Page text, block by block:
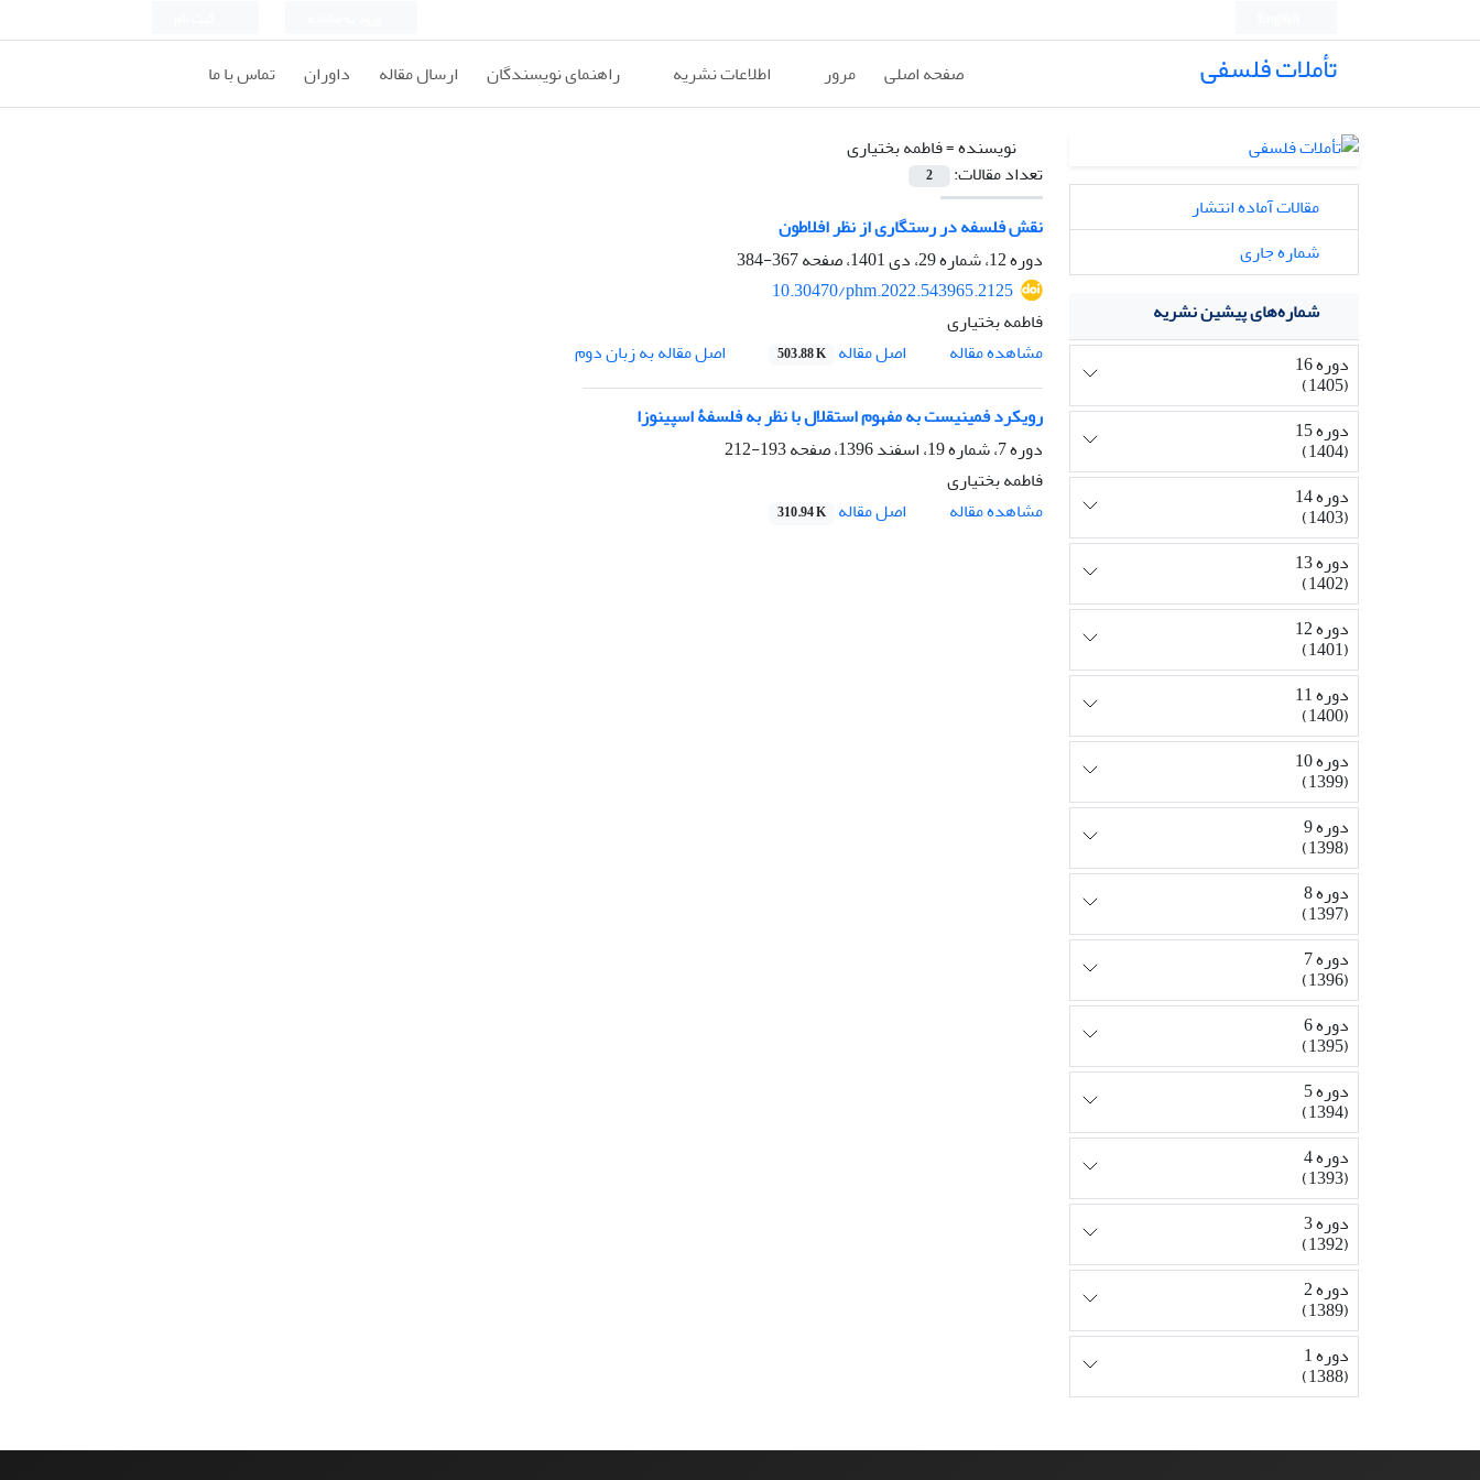
تأملات فلسفی صفحه اصلی مرور اطلاعات نشریه راهنمای نویسندگان ارسال مقاله داوران تماس با ما
نویسنده =فاطمه بختیاری
تعداد مقالات:
2
نقش فلسفه در رستگاری از نظر افلاطون
دوره 12، شماره 29، دی 1401، صفحه
367-384
10.30470/phm.2022.543965.2125
فاطمه بختیاری
مشاهده مقاله
اصل مقاله 503.88 K
اصل مقاله به زبان دوم
رویکرد فمینیست به مفهوم استقلال با نظر به فلسفۀ اسپینوزا
دوره 7، شماره 19، اسفند 1396، صفحه
193-212
فاطمه بختیاری
مشاهده مقاله
اصل مقاله 310.94 K
مقالات آماده انتشار
شماره جاری
شماره‌های پیشین نشریه
دوره 16
(1405)
دوره 15
(1404)
دوره 14
(1403)
دوره 13
(1402)
دوره 12
(1401)
دوره 11
(1400)
دوره 10
(1399)
دوره 9
(1398)
دوره 8
(1397)
دوره 7
(1396)
دوره 6
(1395)
دوره 5
(1394)
دوره 4
(1393)
دوره 3
(1392)
دوره 2
(1389)
دوره 1
(1388)